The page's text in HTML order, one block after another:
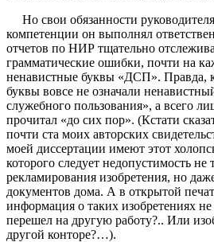
Но свои обязанности
компетенции он выполнял
отчетов по НИР тщательно
грамматические ошибки, почти на
ненавистные буквы «ДСП». Правда,
буквы вовсе не означали
служебного пользования», а всего
прочитал «до сих пор». (Кстати
почти ста моих авторских
моей диссертации имеют этот
которого следует недопустимость
рекламирования изобретения, но
документов дома. А в открытой
информация о таких изобретениях
перешел на другую работу?.. Или
другой конторе?…).